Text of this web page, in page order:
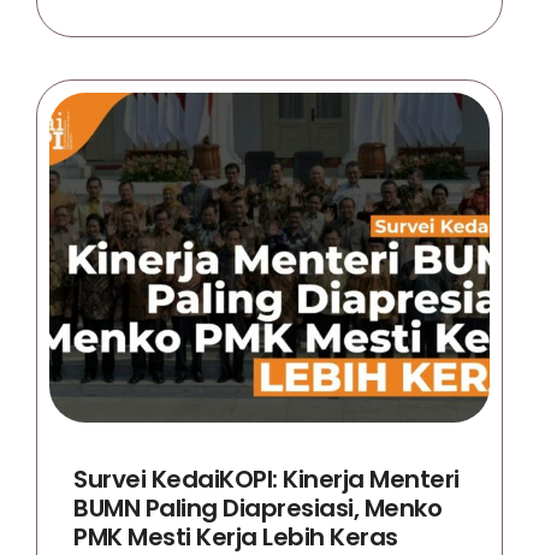
Survei KedaiKOPI: Kinerja Menteri
BUMN Paling Diapresiasi, Menko
PMK Mesti Kerja Lebih Keras